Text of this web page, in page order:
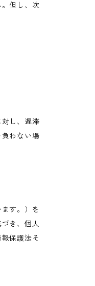
但し、次
し、遅滞
わない場
す。）を
き、個人
保護法そ